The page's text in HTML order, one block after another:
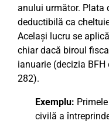
anului următor. Plata
deductibilă ca
Același lucru se
chiar dacă biroul
ianuarie (decizia BFH
282).
Exemplu:
civilă a